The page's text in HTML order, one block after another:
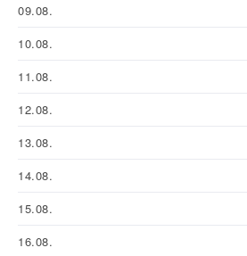
09.08.
10.08.
11.08.
12.08.
13.08.
14.08.
15.08.
16.08.